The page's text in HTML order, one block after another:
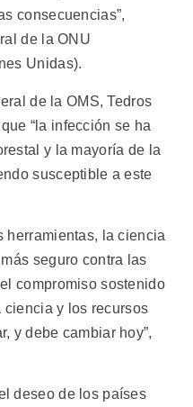
consecuencias”,
de la ONU
Unidas).
de la OMS, Tedros
“la infección se ha
y la mayoría de la
susceptible a este
herramientas, la ciencia
seguro contra las
compromiso sostenido
ciencia y los recursos
y debe cambiar hoy”,
deseo de los países